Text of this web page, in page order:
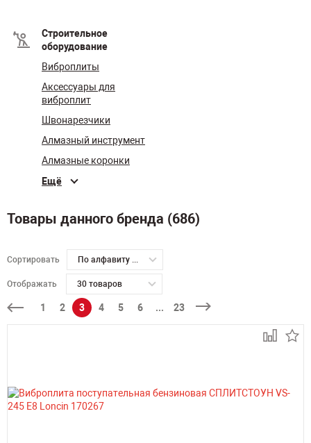
Строительное
оборудование
Виброплиты
Аксессуары для
виброплит
Швонарезчики
Алмазный инструмент
Алмазные коронки
Ещё
Товары данного бренда (686)
Сортировать По алфавиту А-Я
Отображать 30 товаров
1 2 3 4 5 6 ... 23